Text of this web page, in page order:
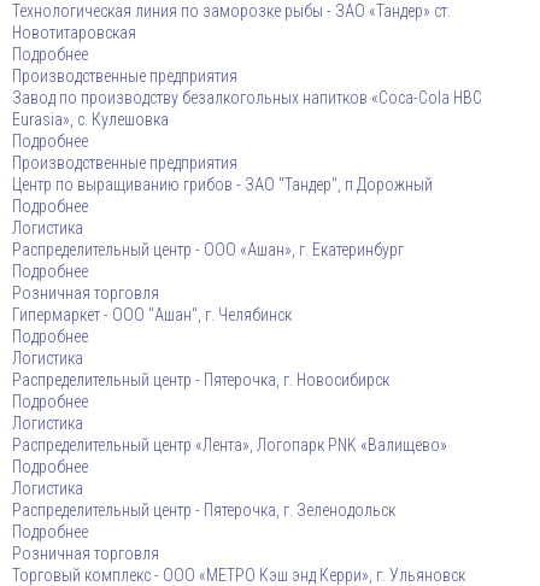
Технологическая линия по заморозке рыбы - ЗАО «Тандер» ст.
Новотитаровская
Подробнее
Производственные предприятия
Завод по производству безалкогольных напитков «Coca-Cola HBC
Eurasia», с. Кулешовка
Подробнее
Производственные предприятия
Центр по выращиванию грибов - ЗАО "Тандер", п.Дорожный
Подробнее
Логистика
Распределительный центр - ООО «Ашан», г. Екатеринбург
Подробнее
Розничная торговля
Гипермаркет - ООО "Ашан", г. Челябинск
Подробнее
Логистика
Распределительный центр - Пятерочка, г. Новосибирск
Подробнее
Логистика
Распределительный центр «Лента», Логопарк PNK «Валищево»
Подробнее
Логистика
Распределительный центр - Пятерочка, г. Зеленодольск
Подробнее
Розничная торговля
Торговый комплекс - ООО «МЕТРО Кэш энд Керри», г. Ульяновск